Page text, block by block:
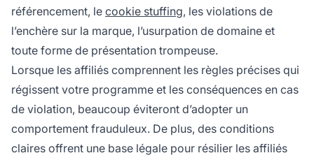
référencement, le cookie stuffing, les violations de
l’enchère sur la marque, l’usurpation de domaine et
toute forme de présentation trompeuse.
Lorsque les affiliés comprennent les règles précises qui
régissent votre programme et les conséquences en cas
de violation, beaucoup éviteront d’adopter un
comportement frauduleux. De plus, des conditions
claires offrent une base légale pour résilier les affiliés